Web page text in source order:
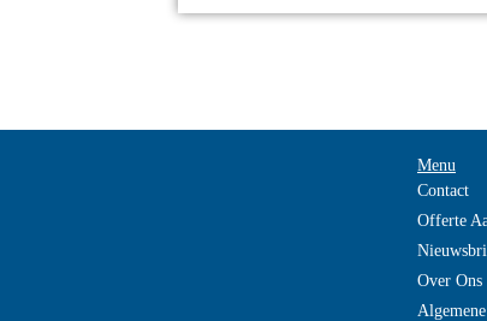
Menu
Contact
Offerte
Over Ons